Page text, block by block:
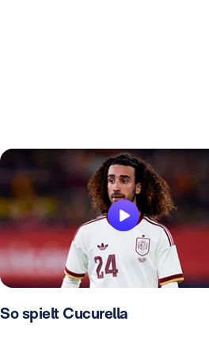
So spielt Cucurella